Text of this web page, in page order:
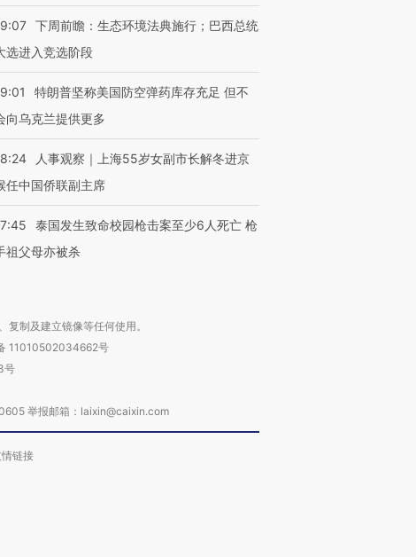
下周前瞻：生态环境法典施行；巴西总统
选进入竞选阶段
特朗普坚称美国防空弹药库存充足 但不
向乌克兰提供更多
人事观察｜上海55岁女副市长解冬进京
任中国侨联副主席
泰国发生致命校园枪击案至少6人死亡 枪
祖父母亦被杀
制及建立镜像等任何使用。
11010502034662号
号
举报邮箱：laixin@caixin.com
链接